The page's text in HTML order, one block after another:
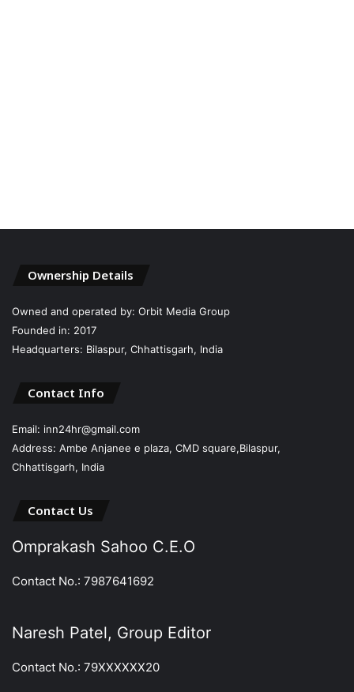
Ownership Details
Owned and operated by: Orbit Media Group
Founded in: 2017
Headquarters: Bilaspur, Chhattisgarh, India
Contact Info
Email: inn24hr@gmail.com
Address: Ambe Anjanee e plaza, CMD square,Bilaspur,
Chhattisgarh, India
Contact Us
Omprakash Sahoo C.E.O
Contact No.: 7987641692
Naresh Patel, Group Editor
Contact No.: 79XXXXXX20